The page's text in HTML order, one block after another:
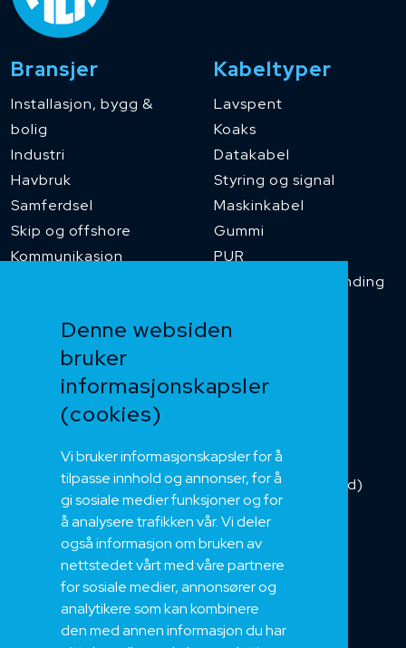
Denne websiden
bruker
informasjonskapsler
(cookies)
Vi bruker informasjonskapsler for å
tilpasse innhold og annonser, for å
gi sosiale medier funksjoner og for
å analysere trafikken vår. Vi deler
også informasjon om bruken av
nettstedet vårt med våre partnere
for sosiale medier, annonsører og
analytikere som kan kombinere
den med annen informasjon du har
Bransjer
Installasjon, bygg &
bolig
Industri
Havbruk
Samferdsel
Skip og offshore
Kommunikasjon
Kabeltyper
Lavspent
Koaks
Datakabel
Styring og signal
Maskinkabel
Gummi
PUR
Temperaturbestanding
Heis og kran
Kategorikabel
Installasjonskabel
Kombikabel (Hybrid)
DNV sertifisert
Tilbehør
Om oss
Bærekraft og Åpenhet